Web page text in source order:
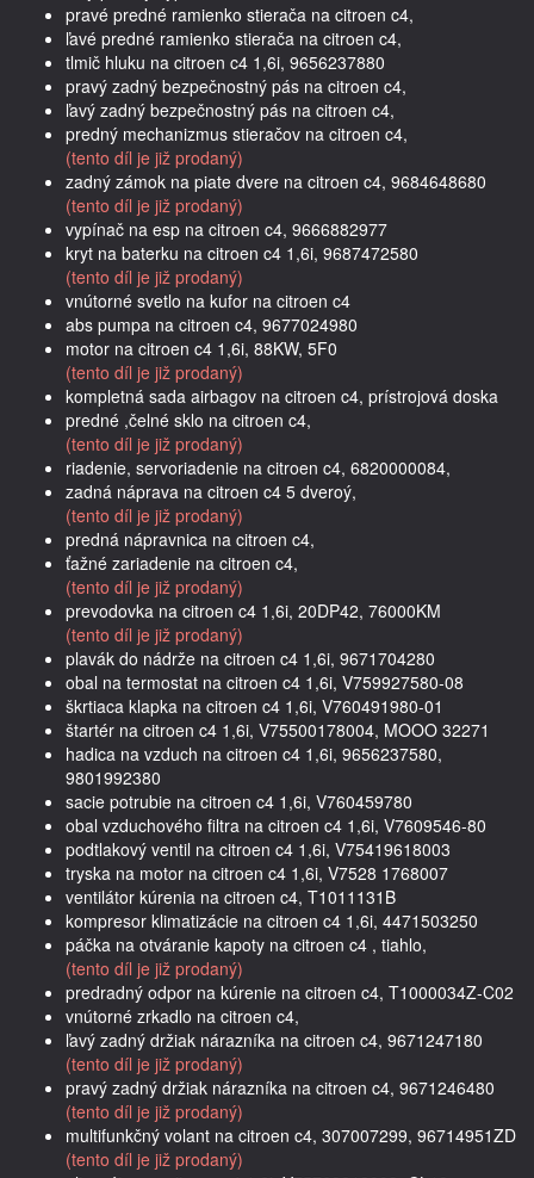
pravé predné ramienko stierača na citroen c4,
ľavé predné ramienko stierača na citroen c4,
tlmič hluku na citroen c4 1,6i, 9656237880
pravý zadný bezpečnostný pás na citroen c4,
ľavý zadný bezpečnostný pás na citroen c4,
predný mechanizmus stieračov na citroen c4,
(tento díl je již prodaný)
zadný zámok na piate dvere na citroen c4, 9684648680
(tento díl je již prodaný)
vypínač na esp na citroen c4, 9666882977
kryt na baterku na citroen c4 1,6i, 9687472580
(tento díl je již prodaný)
vnútorné svetlo na kufor na citroen c4
abs pumpa na citroen c4, 9677024980
motor na citroen c4 1,6i, 88KW, 5F0
(tento díl je již prodaný)
kompletná sada airbagov na citroen c4, prístrojová doska
predné ,čelné sklo na citroen c4,
(tento díl je již prodaný)
riadenie, servoriadenie na citroen c4, 6820000084,
zadná náprava na citroen c4 5 dveroý,
(tento díl je již prodaný)
predná nápravnica na citroen c4,
ťažné zariadenie na citroen c4,
(tento díl je již prodaný)
prevodovka na citroen c4 1,6i, 20DP42, 76000KM
(tento díl je již prodaný)
plavák do nádrže na citroen c4 1,6i, 9671704280
obal na termostat na citroen c4 1,6i, V759927580-08
škrtiaca klapka na citroen c4 1,6i, V760491980-01
štartér na citroen c4 1,6i, V75500178004, MOOO 32271
hadica na vzduch na citroen c4 1,6i, 9656237580,
9801992380
sacie potrubie na citroen c4 1,6i, V760459780
obal vzduchového filtra na citroen c4 1,6i, V7609546-80
podtlakový ventil na citroen c4 1,6i, V75419618003
tryska na motor na citroen c4 1,6i, V7528 1768007
ventilátor kúrenia na citroen c4, T1011131B
kompresor klimatizácie na citroen c4 1,6i, 4471503250
páčka na otváranie kapoty na citroen c4 , tiahlo,
(tento díl je již prodaný)
predradný odpor na kúrenie na citroen c4, T1000034Z-C02
vnútorné zrkadlo na citroen c4,
ľavý zadný držiak nárazníka na citroen c4, 9671247180
(tento díl je již prodaný)
pravý zadný držiak nárazníka na citroen c4, 9671246480
(tento díl je již prodaný)
multifunkčný volant na citroen c4, 307007299, 96714951ZD
(tento díl je již prodaný)